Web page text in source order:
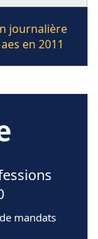
journalière
en 2011
mandats